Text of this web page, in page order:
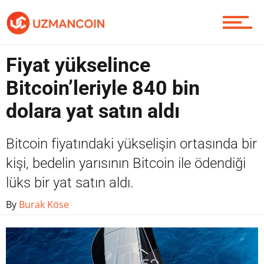
Yazarlardan
Piyasa
Contact / İletişim
Fiyat yükselince
Bitcoin’leriyle 840 bin
dolara yat satın aldı
Bitcoin fiyatındaki yükselişin ortasında bir
kişi, bedelin yarısının Bitcoin ile ödendiği
lüks bir yat satın aldı.
By Burak Köse